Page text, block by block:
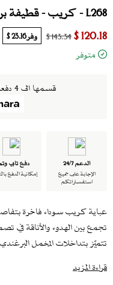
L268 - كريب - قطيفة برغندي
120.18 $
143.34 $ وفر23.16 $
متوفر
قسمها الى 4 دفعات بدون فوائد بقيمة
الدعم 24/7
الإجابة على جميع
استفساراتكم
دفع تابي
إمكانية الدفع
عباية كريب سوداء فاخرة
تجمع بين الهدوء والأناقة في
تتميّز بتداخلات المخمل
تأتي العباية مع طرحة سوداء
قراءة المزيد